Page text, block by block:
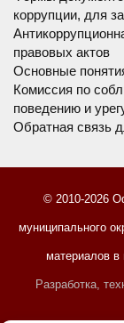
коррупции, для
правовых актов
Основные
Комиссия по
поведению и
Обратная связь
© 2010-2026
муниципального
материалов в
Разработка,